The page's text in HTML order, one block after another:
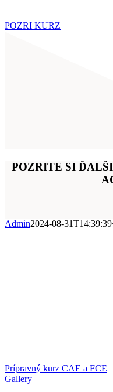
POZRI KURZ
POZRITE SI
Admin2024-08-
Prípravný kurz CAE a FCE
Gallery